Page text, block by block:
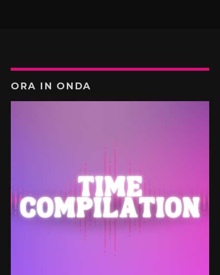
ORA IN ONDA